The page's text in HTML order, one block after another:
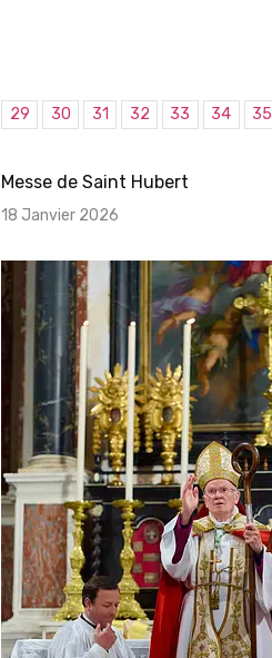
29 30 31 32 33 34 35
Messe de Saint Hubert
18 Janvier 2026